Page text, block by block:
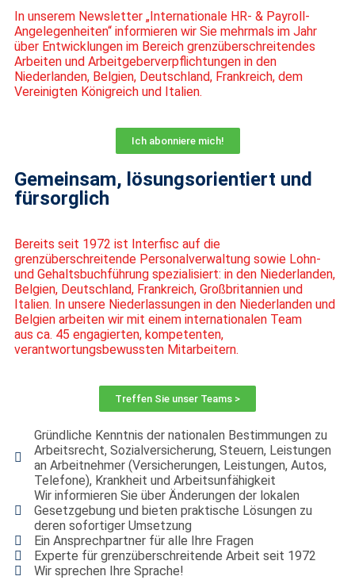
In unserem Newsletter „Internationale HR- & Payroll-
Angelegenheiten“ informieren wir Sie mehrmals im Jahr
über Entwicklungen im Bereich grenzüberschreitendes
Arbeiten und Arbeitgeberverpflichtungen in den
Niederlanden, Belgien, Deutschland, Frankreich, dem
Vereinigten Königreich und Italien.
Ich abonniere mich!
Gemeinsam, lösungsorientiert und
fürsorglich
Bereits seit 1972 ist Interfisc auf die
grenzüberschreitende Personalverwaltung sowie Lohn-
und Gehaltsbuchführung spezialisiert: in den Niederlanden,
Belgien, Deutschland, Frankreich, Großbritannien und
Italien. In unsere Niederlassungen in den Niederlanden und
Belgien arbeiten wir mit einem internationalen Team
aus ca. 45 engagierten, kompetenten,
verantwortungsbewussten Mitarbeitern.
Treffen Sie unser Teams >
Gründliche Kenntnis der nationalen Bestimmungen zu
Arbeitsrecht, Sozialversicherung, Steuern, Leistungen
an Arbeitnehmer (Versicherungen, Leistungen, Autos,
Telefone), Krankheit und Arbeitsunfähigkeit
Wir informieren Sie über Änderungen der lokalen
Gesetzgebung und bieten praktische Lösungen zu
deren sofortiger Umsetzung
Ein Ansprechpartner für alle Ihre Fragen
Experte für grenzüberschreitende Arbeit seit 1972
Wir sprechen Ihre Sprache!